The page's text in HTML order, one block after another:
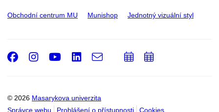
Obchodní centrum MU Munishop Jednotný vizuální styl
© 2026 Masarykova univerzita
Správce webu
Prohlášení o přístupnosti Cookies
Facebook
Instagram
Youtube
LinkedIn
e-
PřidatPřidat